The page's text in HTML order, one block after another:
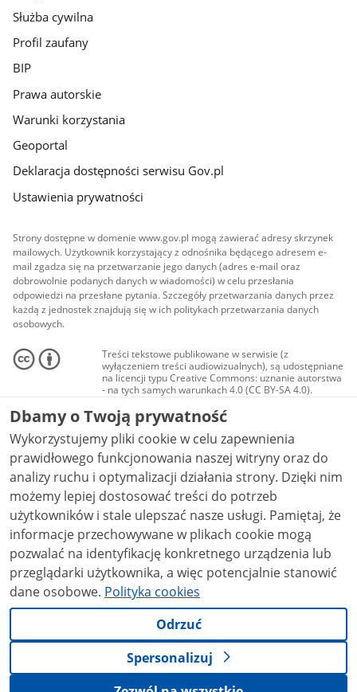
Służba cywilna
Profil zaufany
BIP
Prawa autorskie
Warunki korzystania
Geoportal
Deklaracja dostępności serwisu Gov.pl
Ustawienia prywatności
Strony dostępne w domenie www.gov.pl mogą zawierać adresy skrzynek
mailowych. Użytkownik korzystający z odnośnika będącego adresem e-
mail zgadza się na przetwarzanie jego danych (adres e-mail oraz
dobrowolnie podanych danych w wiadomości) w celu przesłania
odpowiedzi na przesłane pytania. Szczegóły przetwarzania danych przez
każdą z jednostek znajdują się w ich politykach przetwarzania danych
osobowych.
Treści tekstowe publikowane w serwisie (z
wyłączeniem treści audiowizualnych), są udostępniane
na licencji typu Creative Commons: uznanie autorstwa
- na tych samych warunkach 4.0 (CC BY-SA 4.0).
Materiały audiowizualne, w tym zdjęcia, materiały
audio i wideo, są udostępniane na licencji typu
Creative Commons: uznanie autorstwa użycie
niekomercyjne - bez utworów zależnych 4.0 (CC BY-
NC-ND 4.0), o ile nie jest to stwierdzone inaczej.
Dbamy o Twoją prywatność
Wykorzystujemy pliki cookie w celu zapewnienia
prawidłowego funkcjonowania naszej witryny oraz do
analizy ruchu i optymalizacji działania strony. Dzięki nim
możemy lepiej dostosować treści do potrzeb
użytkowników i stale ulepszać nasze usługi. Pamiętaj, że
informacje przechowywane w plikach cookie mogą
pozwalać na identyfikację konkretnego urządzenia lub
przeglądarki użytkownika, a więc potencjalnie stanowić
dane osobowe. Polityka cookies
Odrzuć
Spersonalizuj